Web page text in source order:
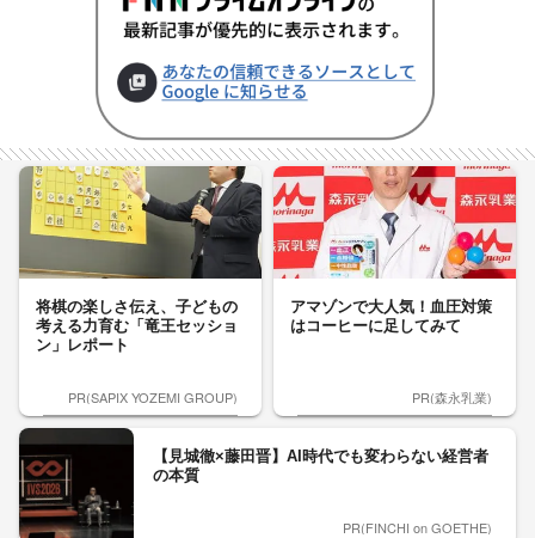
将棋の楽しさ伝え、子どもの
考える力育む「竜王セッショ
ン」レポート
PR(SAPIX YOZEMI GROUP)
アマゾンで大人気！血圧対策
はコーヒーに足してみて
PR(森永乳業)
【見城徹×藤田晋】AI時代でも変わらない経営者
の本質
PR(FINCHI on GOETHE)